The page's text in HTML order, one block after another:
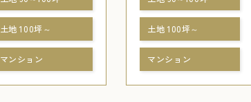
土地 100坪～
マンション
土地 100坪～
マンション